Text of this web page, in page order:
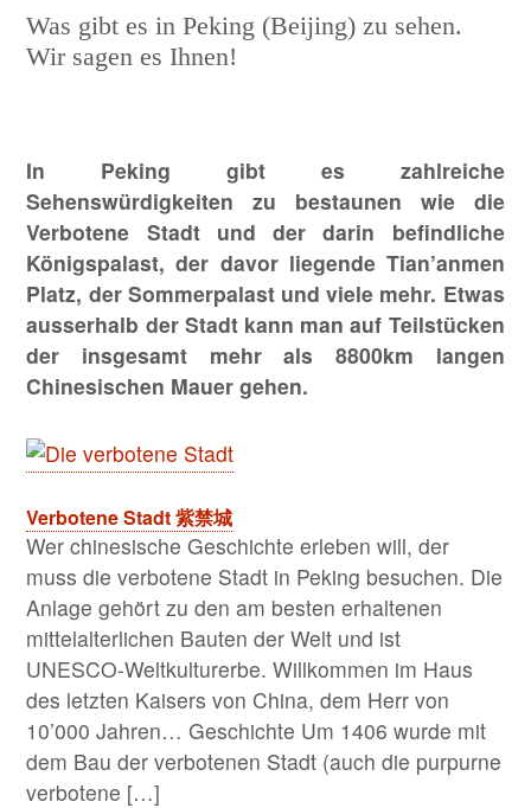
Was gibt es in Peking (Beijing) zu sehen.
Wir sagen es Ihnen!
In Peking gibt es zahlreiche
Sehenswürdigkeiten zu bestaunen wie die
Verbotene Stadt und der darin befindliche
Königspalast, der davor liegende Tian’anmen
Platz, der Sommerpalast und viele mehr. Etwas
ausserhalb der Stadt kann man auf Teilstücken
der insgesamt mehr als 8800km langen
Chinesischen Mauer gehen.
Verbotene Stadt 紫禁城
Wer chinesische Geschichte erleben will, der
muss die verbotene Stadt in Peking besuchen. Die
Anlage gehört zu den am besten erhaltenen
mittelalterlichen Bauten der Welt und ist
UNESCO-Weltkulturerbe. Willkommen im Haus
des letzten Kaisers von China, dem Herr von
10’000 Jahren… Geschichte Um 1406 wurde mit
dem Bau der verbotenen Stadt (auch die purpurne
verbotene […]